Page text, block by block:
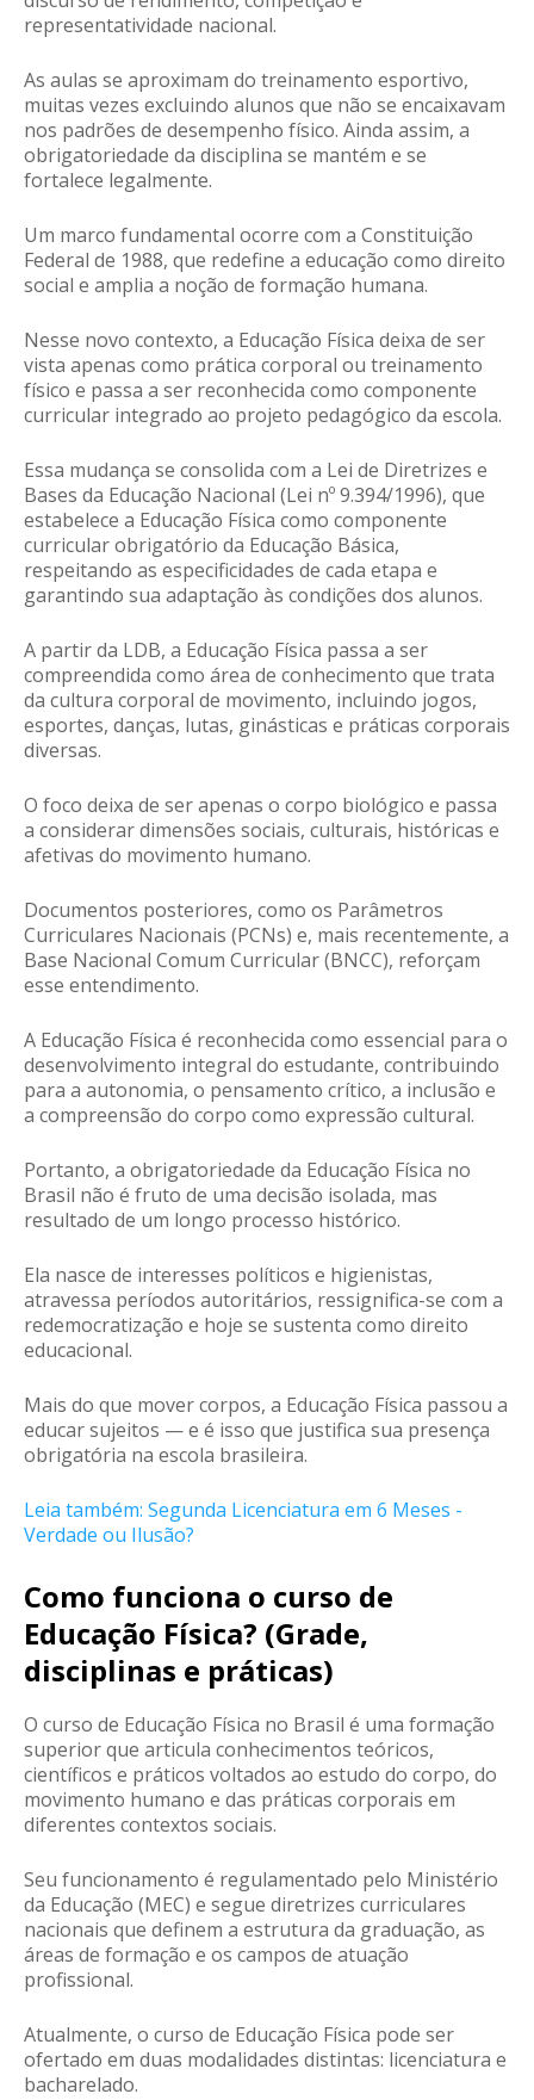
representatividade nacional.
As aulas se aproximam do treinamento esportivo,
muitas vezes excluindo alunos que não se encaixavam
nos padrões de desempenho físico. Ainda assim, a
obrigatoriedade da disciplina se mantém e se
fortalece legalmente.
Um marco fundamental ocorre com a Constituição
Federal de 1988, que redefine a educação como direito
social e amplia a noção de formação humana.
Nesse novo contexto, a Educação Física deixa de ser
vista apenas como prática corporal ou treinamento
físico e passa a ser reconhecida como componente
curricular integrado ao projeto pedagógico da escola.
Essa mudança se consolida com a Lei de Diretrizes e
Bases da Educação Nacional (Lei nº 9.394/1996), que
estabelece a Educação Física como componente
curricular obrigatório da Educação Básica,
respeitando as especificidades de cada etapa e
garantindo sua adaptação às condições dos alunos.
A partir da LDB, a Educação Física passa a ser
compreendida como área de conhecimento que trata
da cultura corporal de movimento, incluindo jogos,
esportes, danças, lutas, ginásticas e práticas corporais
diversas.
O foco deixa de ser apenas o corpo biológico e passa
a considerar dimensões sociais, culturais, históricas e
afetivas do movimento humano.
Documentos posteriores, como os Parâmetros
Curriculares Nacionais (PCNs) e, mais recentemente, a
Base Nacional Comum Curricular (BNCC), reforçam
esse entendimento.
A Educação Física é reconhecida como essencial para o
desenvolvimento integral do estudante, contribuindo
para a autonomia, o pensamento crítico, a inclusão e
a compreensão do corpo como expressão cultural.
Portanto, a obrigatoriedade da Educação Física no
Brasil não é fruto de uma decisão isolada, mas
resultado de um longo processo histórico.
Ela nasce de interesses políticos e higienistas,
atravessa períodos autoritários, ressignifica-se com a
redemocratização e hoje se sustenta como direito
educacional.
Mais do que mover corpos, a Educação Física passou a
educar sujeitos — e é isso que justifica sua presença
obrigatória na escola brasileira.
Leia também: Segunda Licenciatura em 6 Meses -
Verdade ou Ilusão?
Como funciona o curso de
Educação Física? (Grade,
disciplinas e práticas)
O curso de Educação Física no Brasil é uma formação
superior que articula conhecimentos teóricos,
científicos e práticos voltados ao estudo do corpo, do
movimento humano e das práticas corporais em
diferentes contextos sociais.
Seu funcionamento é regulamentado pelo Ministério
da Educação (MEC) e segue diretrizes curriculares
nacionais que definem a estrutura da graduação, as
áreas de formação e os campos de atuação
profissional.
Atualmente, o curso de Educação Física pode ser
ofertado em duas modalidades distintas: licenciatura e
bacharelado.